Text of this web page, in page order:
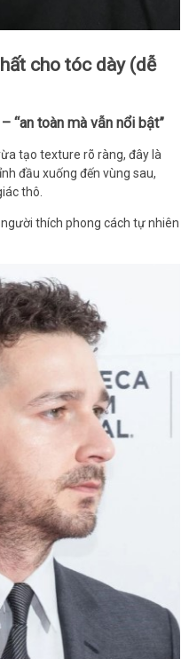
cho tóc dày (dễ
“an toàn mà vẫn nổi bật”
tạo texture rõ ràng, đây là
đầu xuống đến vùng sau,
thô.
thích phong cách tự nhiên